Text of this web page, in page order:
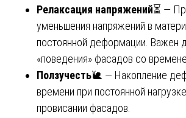
Релаксация напряжений⏳ —
уменьшения напряжений в
постоянной деформации. Важен
«поведения» фасадов со
Ползучесть🐌 — Накопление
времени при постоянной
провисании фасадов.